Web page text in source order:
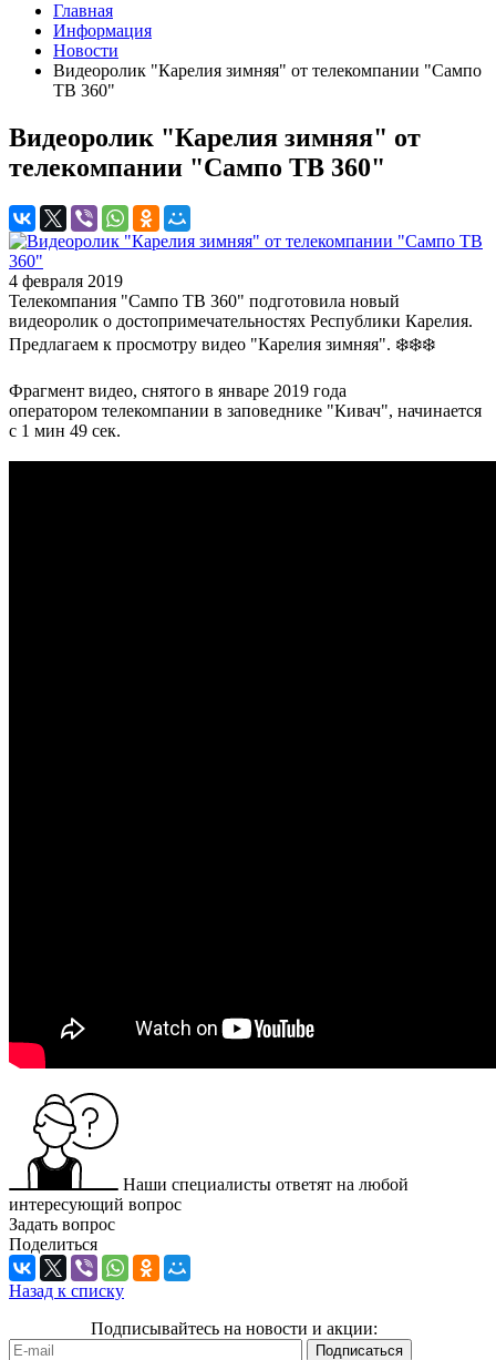
Главная
Информация
Новости
Видеоролик "Карелия зимняя" от телекомпании "Сампо
ТВ 360"
Видеоролик "Карелия зимняя" от
телекомпании "Сампо ТВ 360"
4 февраля 2019
Телекомпания "Сампо ТВ 360" подготовила новый
видеоролик о достопримечательностях Республики Карелия.
Предлагаем к просмотру видео "Карелия зимняя". ❄️❄️❄️
Фрагмент видео, снятого в январе 2019 года
оператором телекомпании в заповеднике "Кивач", начинается
с 1 мин 49 сек.
Наши специалисты ответят на любой
интересующий вопрос
Задать вопрос
Поделиться
Назад к списку
Подписывайтесь на новости и акции: